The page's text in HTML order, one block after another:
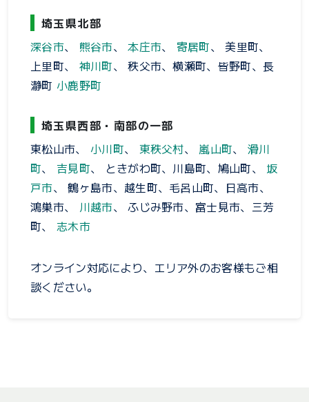
埼玉県北部
深谷市、 熊谷市、本庄市、 寄居町、 美里町、
上里町、 神川町、 秩父市、横瀬町、皆野町、長
瀞町 小鹿野町
埼玉県西部・南部の一部
東松山市、 小川町、 東秩父村、 嵐山町、滑川
町、 吉見町、 ときがわ町、川島町、鳩山町、 坂
戸市、 鶴ヶ島市、越生町、毛呂山町、日高市、
鴻巣市、 川越市、 ふじみ野市、富士見市、三芳
町、 志木市
オンライン対応により、エリア外のお客様もご相
談ください。